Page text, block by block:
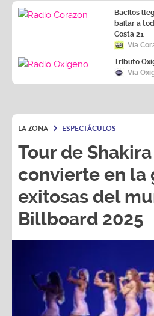
Bacilos
bailar a
Costa 21
Vía
Tributo
Vía
LA ZONA ESPECTÁCULOS
Tour de
convierte en la
exitosas del
Billboard 2025